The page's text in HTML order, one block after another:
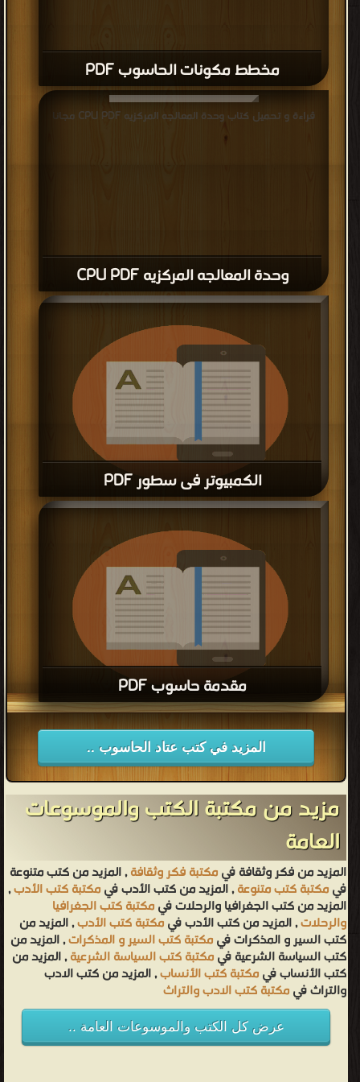
مخطط مكونات الحاسوب PDF
وحدة المعالجه المركزيه CPU PDF
قراءة و تحميل كتاب وحدة المعالجه المركزيه CPU PDF مجانا
الكمبيوتر فى سطور PDF
قراءة و تحميل كتاب الكمبيوتر فى سطور PDF مجانا
مقدمة حاسوب PDF
قراءة و تحميل كتاب مقدمة حاسوب PDF مجانا
المزيد في كتب عتاد الحاسوب ..
مزيد من مكتبة الكتب والموسوعات
العامة
المزيد من فكر وثقافة فيمكتبة فكر وثقافة, المزيد من كتب متنوعة
فيمكتبة كتب متنوعة, المزيد من كتب الأدب فيمكتبة كتب الأدب,
المزيد من كتب الجغرافيا والرحلات فيمكتبة كتب الجغرافيا
والرحلات, المزيد من كتب الأدب فيمكتبة كتب الأدب, المزيد من
كتب السير و المذكرات فيمكتبة كتب السير و المذكرات, المزيد من
كتب السياسة الشرعية فيمكتبة كتب السياسة الشرعية, المزيد من
كتب الأنساب فيمكتبة كتب الأنساب, المزيد من كتب الادب
والتراث فيمكتبة كتب الادب والتراث
عرض كل الكتب والموسوعات العامة ..